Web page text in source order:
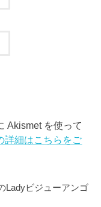
Akismet を使って
詳細はこちらをご
Ladyビジューアンゴ